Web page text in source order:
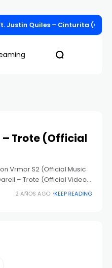
Justin Quiles – Cinturita
– Trote (Official
Vrmor S2 (Official Music
– Trote (Official Video)
Apareció primero en
2 AÑOS AGO KEEP READING